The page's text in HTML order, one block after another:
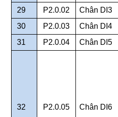
29 P2.0.02 Chân DI3
30
P2.0.03 Chân DI4
31
P2.0.04 Chân DI5
32 P2.0.05 Chân DI6